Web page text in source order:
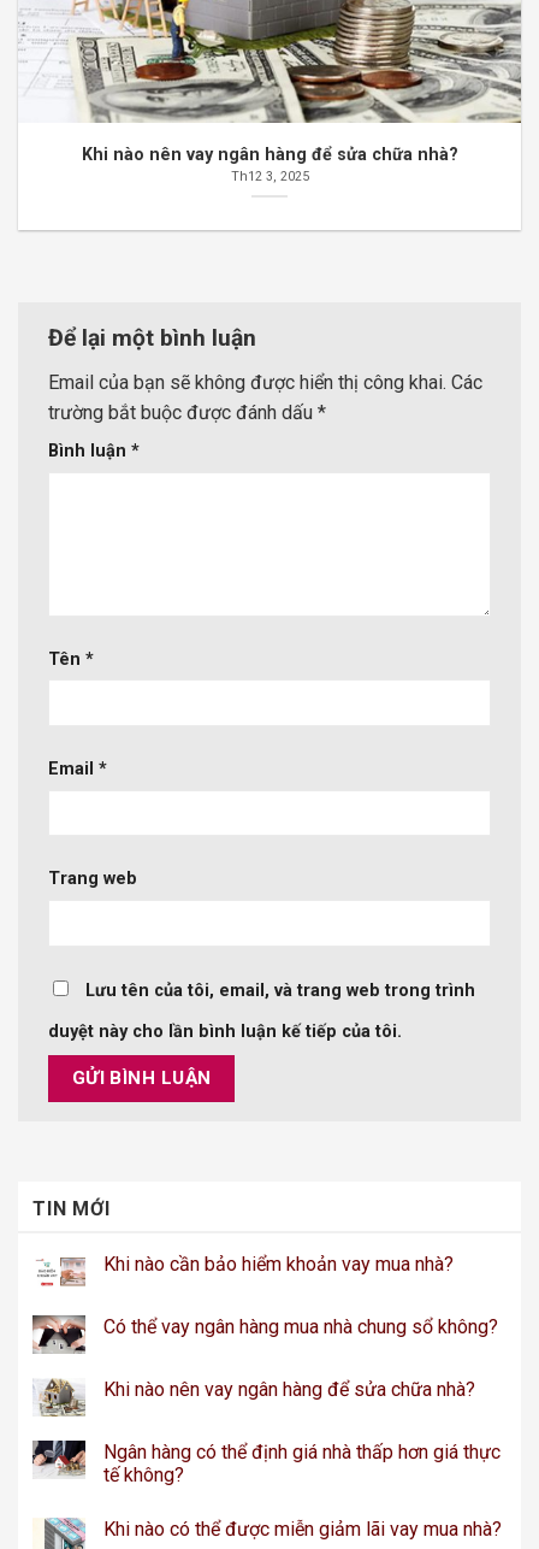
Khi nào nên vay ngân hàng để sửa chữa nhà?
Th12 3, 2025
Để lại một bình luận
Email của bạn sẽ không được hiển thị công khai. Các
trường bắt buộc được đánh dấu *
Bình luận *
Tên *
Email *
Trang web
Lưu tên của tôi, email, và trang web trong trình
duyệt này cho lần bình luận kế tiếp của tôi.
TIN MỚI
Khi nào cần bảo hiểm khoản vay mua nhà?
Có thể vay ngân hàng mua nhà chung sổ không?
Khi nào nên vay ngân hàng để sửa chữa nhà?
Ngân hàng có thể định giá nhà thấp hơn giá thực
tế không?
Khi nào có thể được miễn giảm lãi vay mua nhà?